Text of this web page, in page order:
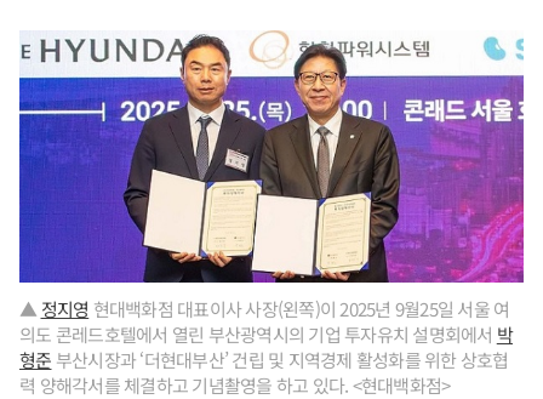
▲ 정지영 현대백화점 대표이사 사장(왼쪽)이 2025년 9월25일 서울 여
의도 콘레드호텔에서 열린 부산광역시의 기업 투자유치 설명회에서 박
형준 부산시장과 ‘더현대부산’ 건립 및 지역경제 활성화를 위한 상호협
력 양해각서를 체결하고 기념촬영을 하고 있다. <현대백화점>